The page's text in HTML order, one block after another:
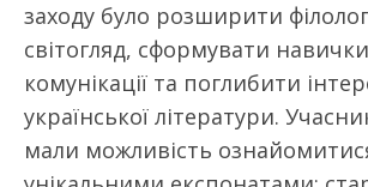
заходу було розширити
світогляд, сформувати
комунікації та поглибити
української літератури.
мали можливість